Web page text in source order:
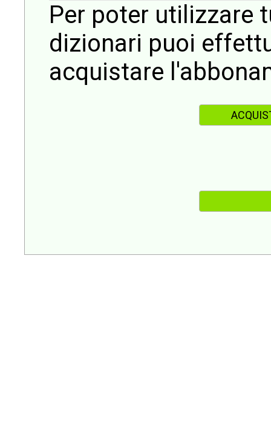
Per poter utilizzare
dizionari puoi
acquistare